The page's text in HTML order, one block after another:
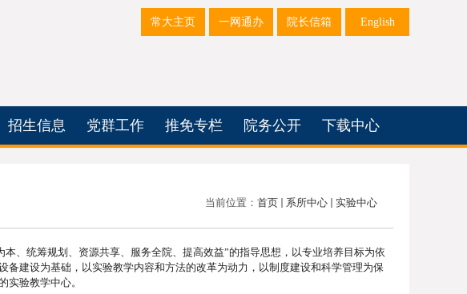
English
院长信箱
一网通办
常大主页
招生信息 党群工作 推免专栏 院务公开 下载中心
当前位置： 首页 系所中心 实验中心
本、统筹规划、资源共享、服务全院、提高效益”的指导思想，以专业培养目标为依
建设为基础，以实验教学内容和方法的改革为动力，以制度建设和科学管理为保
实验教学中心。